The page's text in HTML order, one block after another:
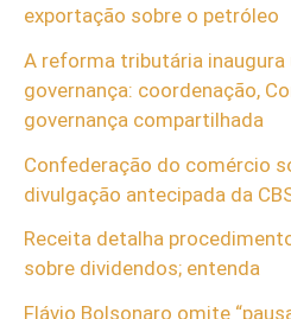
exportação sobre o petróleo
A reforma tributária inaugura
governança: coordenação,
governança compartilhada
Confederação do comércio
divulgação antecipada da
Receita detalha
sobre dividendos; entenda
Flávio Bolsonaro omite